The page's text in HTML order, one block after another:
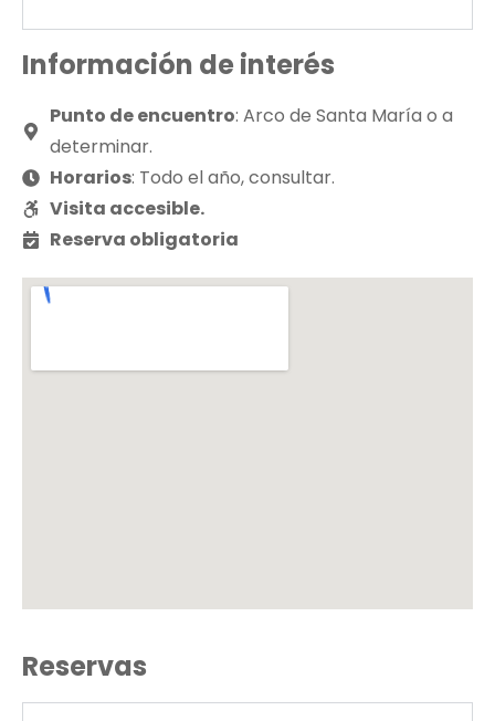
Información de interés
Punto de encuentro: Arco de Santa María o a
determinar.
Horarios: Todo el año, consultar.
Visita accesible.
Reserva obligatoria
Reservas